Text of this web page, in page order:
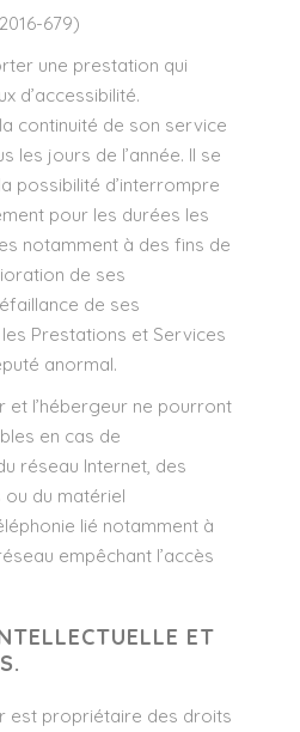
679)
une prestation qui
d’accessibilité.
continuité de son service
les jours de l’année. Il se
possibilité d’interrompre
pour les durées les
notamment à des fins de
de ses
de ses
Prestations et Services
anormal.
et l’hébergeur ne pourront
en cas de
réseau Internet, des
ou du matériel
lié notamment à
empêchant l’accès
ET
est propriétaire des droits